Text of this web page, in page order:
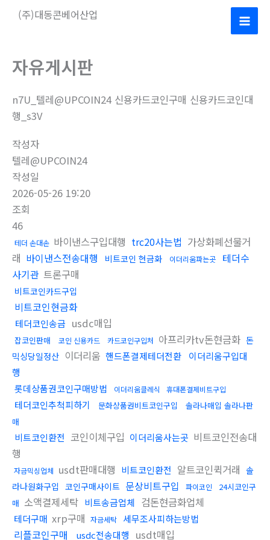
(주)대동콘베어산업
Main
자유게시판
n7U_텔레@UPCOIN24 신용카드코인구매 신용카드코인대
행_s3V
작성자
텔레@UPCOIN24
작성일
2026-05-26 19:20
조회
46
테더 손대손 바이낸스구입대행 trc20사는법 가상화폐선물거
래 바이낸스전송대행 비트코인 현금화 이더리움파는곳
테더수
사기관 트론구매
비트코인카드구입
비트코인현금화
테더코인송금 usdc매입
잡코인판매 코인 신용카드 카드코인구입처 아프리카tv돈현금화 돈
믹싱당일정산 이더리움 핸드폰결제테더전환
이더리움구입대
행
롯데상품권코인구매방법
이더리움클레식 휴대폰결제비트구입
테더코인추척피하기 문화상품권비트코인구입
솔라나매입 솔라나판
매
비트코인환전 코인이체구입 이더리움사는곳 비트코인전송대
행
자금믹싱업체 usdt판매대행 비트코인환전 알트코인퀵거래 솔
라나원화구입 코인구매사이트 문상비트구입 파이코인
24시코인구
매 소액결제세탁 비트송금업체 검돈현금화업체
테더구매 xrp구매 자금세탁 세무조사피하는방법
리플코인구매 usdc전송대행 usdt매입